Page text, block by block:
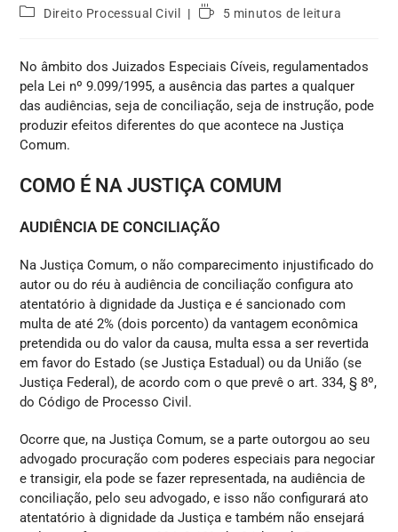
Direito Processual Civil
5 minutos de leitura
No âmbito dos Juizados Especiais Cíveis, regulamentados
pela Lei nº 9.099/1995, a ausência das partes a qualquer
das audiências, seja de conciliação, seja de instrução, pode
produzir efeitos diferentes do que acontece na Justiça
Comum.
COMO É NA JUSTIÇA COMUM
AUDIÊNCIA DE CONCILIAÇÃO
Na Justiça Comum, o não comparecimento injustificado do
autor ou do réu à audiência de conciliação configura ato
atentatório à dignidade da Justiça e é sancionado com
multa de até 2% (dois porcento) da vantagem econômica
pretendida ou do valor da causa, multa essa a ser revertida
em favor do Estado (se Justiça Estadual) ou da União (se
Justiça Federal), de acordo com o que prevê o art. 334, § 8º,
do Código de Processo Civil.
Ocorre que, na Justiça Comum, se a parte outorgou ao seu
advogado procuração com poderes especiais para negociar
e transigir, ela pode se fazer representada, na audiência de
conciliação, pelo seu advogado, e isso não configurará ato
atentatório à dignidade da Justiça e também não ensejará